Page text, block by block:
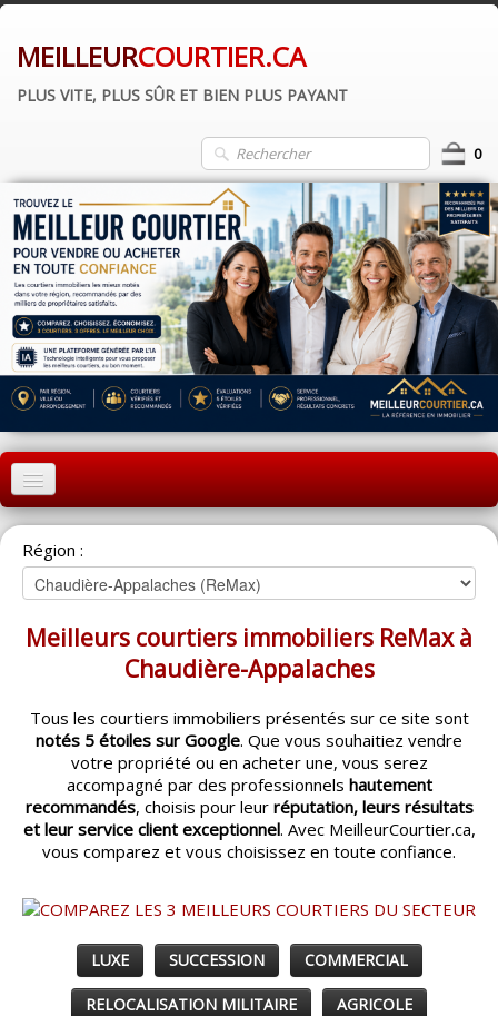
MEILLEURCOURTIER.CA
PLUS VITE, PLUS SÛR ET BIEN PLUS PAYANT
0
ACCUEIL
MONTRÉAL
QUÉBEC
LAVAL
CATÉGORIES▼
ACHETEUR / VENDEUR▼
ENTREPRENEURS▼
ESPACE COURTIER ▼
Région :
Meilleurs courtiers immobiliers ReMax à
Chaudière-Appalaches
Tous les courtiers immobiliers présentés sur ce site sont
notés 5 étoiles sur Google. Que vous souhaitiez vendre
votre propriété ou en acheter une, vous serez
accompagné par des professionnels hautement
recommandés, choisis pour leur réputation, leurs résultats
et leur service client exceptionnel. Avec MeilleurCourtier.ca,
vous comparez et vous choisissez en toute confiance.
LUXE SUCCESSION COMMERCIAL
RELOCALISATION MILITAIRE AGRICOLE